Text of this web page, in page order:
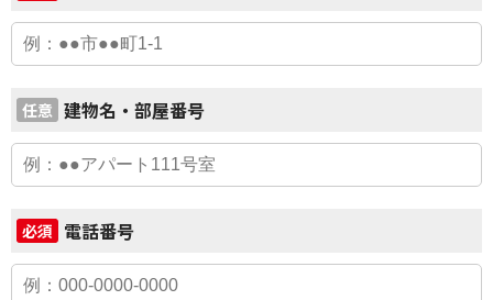
任意 建物名・部屋番号
必須 電話番号